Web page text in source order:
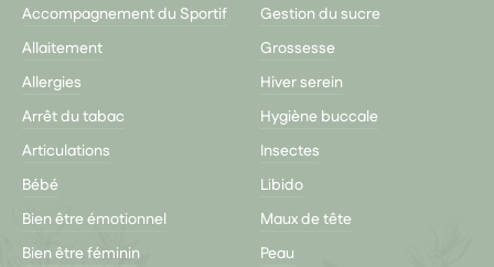
Accompagnement du Sportif
Allaitement
Allergies
Arrêt du tabac
Articulations
Bébé
Bien être émotionnel
Bien être féminin
Gestion du sucre
Grossesse
Hiver serein
Hygiène buccale
Insectes
Libido
Maux de tête
Peau